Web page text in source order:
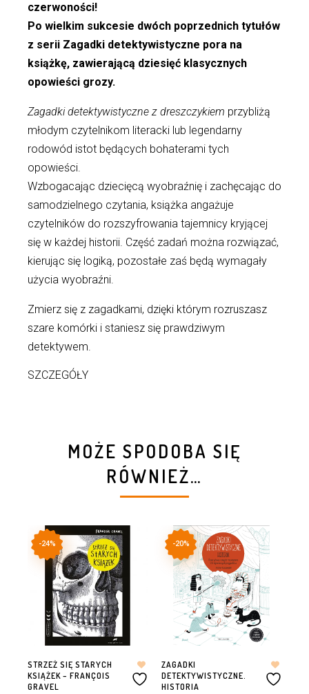
czerwoności!
Po wielkim sukcesie dwóch poprzednich tytułów
z serii Zagadki detektywistyczne pora na
książkę, zawierającą dziesięć klasycznych
opowieści grozy.
Zagadki detektywistyczne z dreszczykiem przybliżą
młodym czytelnikom literacki lub legendarny
rodowód istot będących bohaterami tych
opowieści.
Wzbogacając dziecięcą wyobraźnię i zachęcając do
samodzielnego czytania, książka angażuje
czytelników do rozszyfrowania tajemnicy kryjącej
się w każdej historii. Część zadań można rozwiązać,
kierując się logiką, pozostałe zaś będą wymagały
użycia wyobraźni.
Zmierz się z zagadkami, dzięki którym rozruszasz
szare komórki i staniesz się prawdziwym
detektywem.
SZCZEGÓŁY
MOŻE SPODOBA SIĘ
RÓWNIEŻ…
-24%
STRZEŻ SIĘ STARYCH
KSIĄŻEK – FRANÇOIS
GRAVEL
-20%
ZAGADKI
DETEKTYWISTYCZNE.
HISTORIA